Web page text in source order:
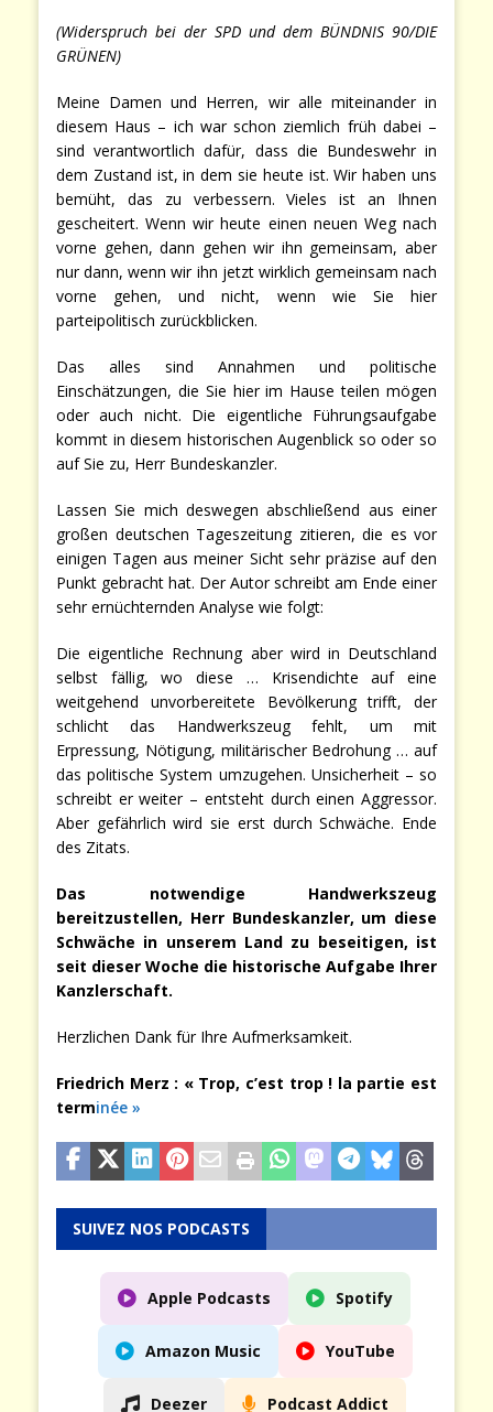
(Widerspruch bei der SPD und dem BÜNDNIS 90/DIE
GRÜNEN)
Meine Damen und Herren, wir alle miteinander in
diesem Haus – ich war schon ziemlich früh dabei –
sind verantwortlich dafür, dass die Bundeswehr in
dem Zustand ist, in dem sie heute ist. Wir haben uns
bemüht, das zu verbessern. Vieles ist an Ihnen
gescheitert. Wenn wir heute einen neuen Weg nach
vorne gehen, dann gehen wir ihn gemeinsam, aber
nur dann, wenn wir ihn jetzt wirklich gemeinsam nach
vorne gehen, und nicht, wenn wie Sie hier
parteipolitisch zurückblicken.
Das alles sind Annahmen und politische
Einschätzungen, die Sie hier im Hause teilen mögen
oder auch nicht. Die eigentliche Führungsaufgabe
kommt in diesem historischen Augenblick so oder so
auf Sie zu, Herr Bundeskanzler.
Lassen Sie mich deswegen abschließend aus einer
großen deutschen Tageszeitung zitieren, die es vor
einigen Tagen aus meiner Sicht sehr präzise auf den
Punkt gebracht hat. Der Autor schreibt am Ende einer
sehr ernüchternden Analyse wie folgt:
Die eigentliche Rechnung aber wird in Deutschland
selbst fällig, wo diese … Krisendichte auf eine
weitgehend unvorbereitete Bevölkerung trifft, der
schlicht das Handwerkszeug fehlt, um mit
Erpressung, Nötigung, militärischer Bedrohung … auf
das politische System umzugehen. Unsicherheit – so
schreibt er weiter – entsteht durch einen Aggressor.
Aber gefährlich wird sie erst durch Schwäche. Ende
des Zitats.
Das notwendige Handwerkszeug
bereitzustellen, Herr Bundeskanzler, um diese
Schwäche in unserem Land zu beseitigen, ist
seit dieser Woche die historische Aufgabe Ihrer
Kanzlerschaft.
Herzlichen Dank für Ihre Aufmerksamkeit.
Friedrich Merz : « Trop, c’est trop ! la partie est
terminée »
SUIVEZ NOS PODCASTS
Apple Podcasts Spotify
Amazon Music YouTube
Deezer Podcast Addict